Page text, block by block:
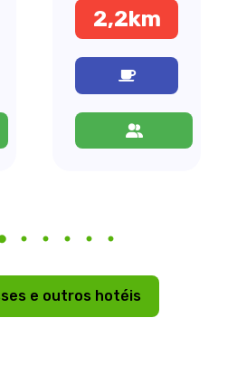
3,4km
e outros hotéis